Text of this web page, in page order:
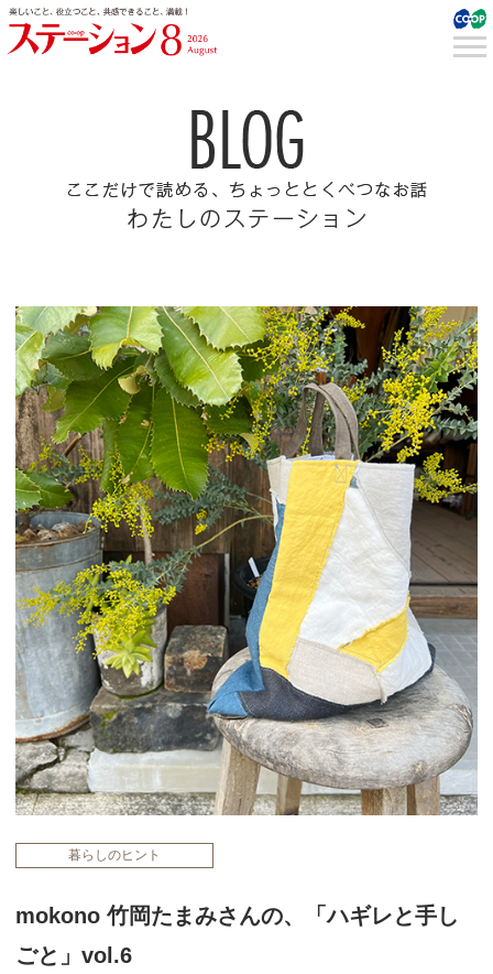
暮らしのヒント
mokono 竹岡たまみさんの、「ハギレと手し
ごと」vol.6